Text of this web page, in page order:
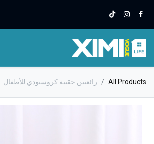
All Products رائعتين حقيبة كروسبودي للأطفال